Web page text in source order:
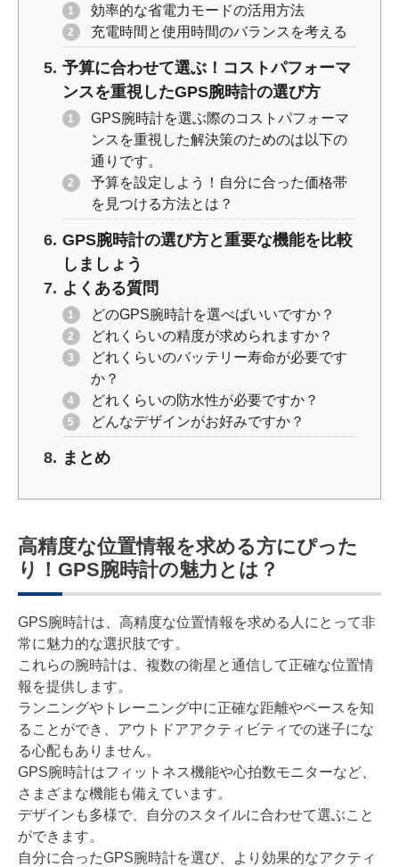
効率的な省電力モードの活用方法
充電時間と使用時間のバランスを考える
予算に合わせて選ぶ！コストパフォーマ
ンスを重視したGPS腕時計の選び方
GPS腕時計を選ぶ際のコストパフォーマ
ンスを重視した解決策のためのは以下の
通りです。
予算を設定しよう！自分に合った価格帯
を見つける方法とは？
GPS腕時計の選び方と重要な機能を比較
しましょう
よくある質問
どのGPS腕時計を選べばいいですか？
どれくらいの精度が求められますか？
どれくらいのバッテリー寿命が必要です
か？
どれくらいの防水性が必要ですか？
どんなデザインがお好みですか？
まとめ
高精度な位置情報を求める方にぴった
り！GPS腕時計の魅力とは？
GPS腕時計は、高精度な位置情報を求める人にとって非
常に魅力的な選択肢です。
これらの腕時計は、複数の衛星と通信して正確な位置情
報を提供します。
ランニングやトレーニング中に正確な距離やペースを知
ることができ、アウトドアアクティビティでの迷子にな
る心配もありません。
GPS腕時計はフィットネス機能や心拍数モニターなど、
さまざまな機能も備えています。
デザインも多様で、自分のスタイルに合わせて選ぶこと
ができます。
自分に合ったGPS腕時計を選び、より効果的なアクティ